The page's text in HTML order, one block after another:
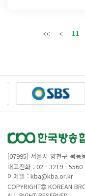
11
[07995] 서울시 양천구 목동
대표전화 : 02 - 3219 - 5560
이메일 : kba@kba.or.kr
COPYRIGHT
KOREAN